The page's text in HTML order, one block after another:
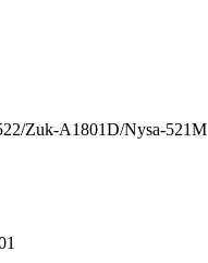
Zuk-A1801D/Nysa-521M